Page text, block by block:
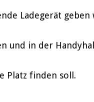
Ladegerät
und in der
Platz finden soll.